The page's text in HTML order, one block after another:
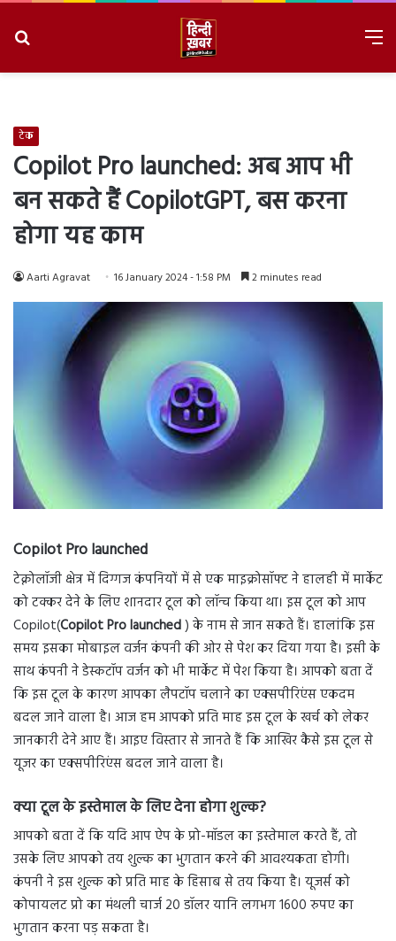
टेक
Copilot Pro launched: अब आप भी
बन सकते हैं CopilotGPT, बस करना
होगा यह काम
Aarti Agravat 16 January 2024 - 1:58 PM 2 minutes read
Copilot Pro launched
टेक्नोलॉजी क्षेत्र में दिग्गज कंपनियों में से एक माइक्रोसॉफ्ट ने हालही में मार्केट
को टक्कर देने के लिए शानदार टूल को लॉन्च किया था। इस टूल को आप
Copilot(Copilot Pro launched) के नाम से जान सकते हैं। हालांकि इस
समय इसका मोबाइल वर्जन कंपनी की ओर से पेश कर दिया गया है। इसी के
साथ कंपनी ने डेस्कटॉप वर्जन को भी मार्केट में पेश किया है। आपको बता दें
कि इस टूल के कारण आपका लैपटॉप चलाने का एक्सपीरिएंस एकदम
बदल जाने वाला है। आज हम आपको प्रति माह इस टूल के खर्च को लेकर
जानकारी देने आए हैं। आइए विस्तार से जानते हैं कि आखिर कैसे इस टूल से
यूजर का एक्सपीरिएंस बदल जाने वाला है।
क्या टूल के इस्तेमाल के लिए देना होगा शुल्क?
आपको बता दें कि यदि आप ऐप के प्रो-मॉडल का इस्तेमाल करते हैं, तो
उसके लिए आपको तय शुल्क का भुगतान करने की आवश्यकता होगी।
कंपनी ने इस शुल्क को प्रति माह के हिसाब से तय किया है। यूजर्स को
कोपायलट प्रो का मंथली चार्ज 20 डॉलर यानि लगभग 1600 रुपए का
भुगतान करना पड़ सकता है।